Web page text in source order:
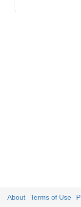
About Terms of Use